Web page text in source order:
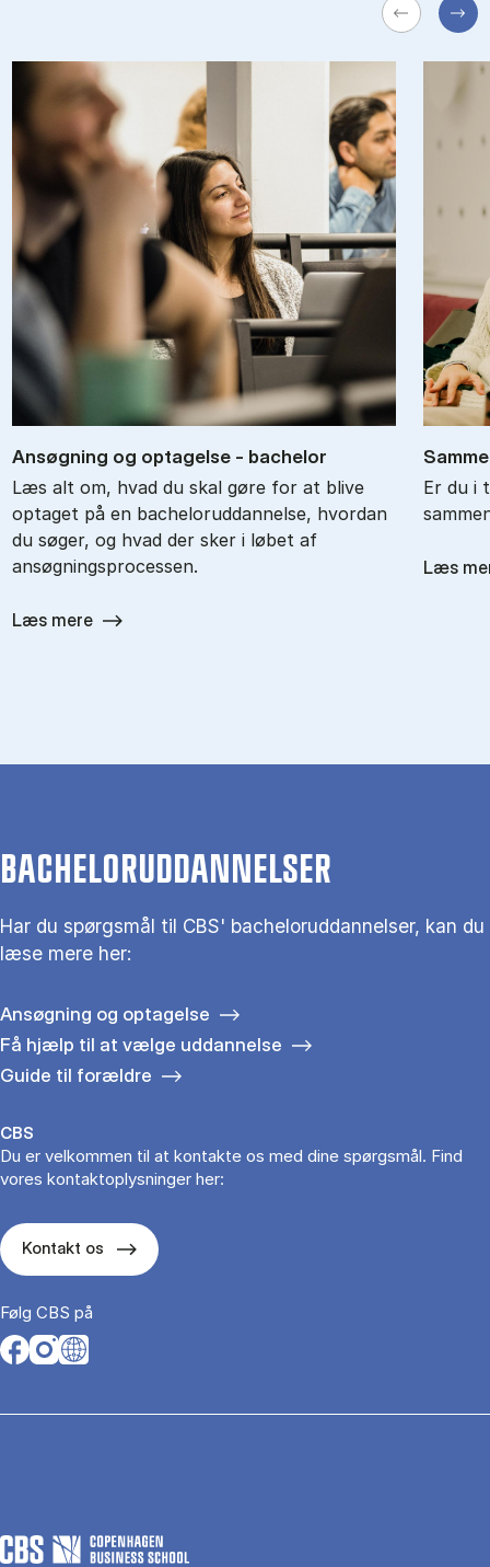
An­søg­ning og op­ta­gel­se - ba­chel­or
Læs alt om, hvad du skal gøre for at blive
optaget på en bacheloruddannelse, hvordan
du søger, og hvad der sker i løbet af
ansøgningsprocessen.
Læs mere
Er du i
Læs
BACHELORUDDANNELSER
Har du spørgsmål til CBS' bacheloruddannelser, kan du
læse mere her:
Ansøgning og optagelse
Få hjælp til at vælge uddannelse
Guide til forældre
CBS
Du er velkommen til at kontakte os med dine spørgsmål. Find
vores kontaktoplysninger her:
Kontakt os
Følg CBS på
Opens in a new tab
Opens in a new tab
Opens in a new tab